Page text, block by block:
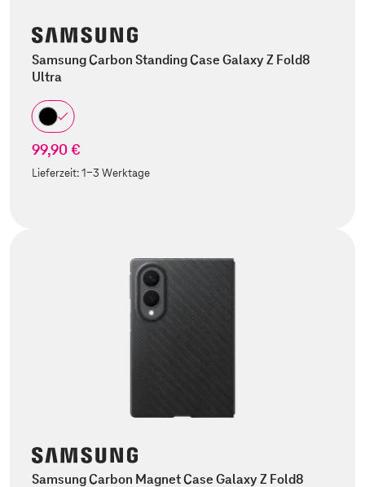
Samsung Carbon Standing Case Galaxy Z Fold8
Ultra
99,90 €
Lieferzeit:1-3 Werktage
Samsung Carbon Magnet Case Galaxy Z Fold8